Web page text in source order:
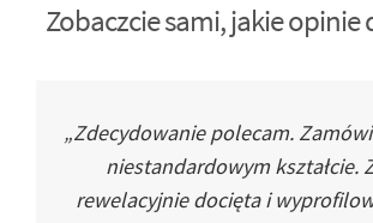
Zobaczcie sami, jakie opinie
„Zdecydowanie polecam.
niestandardowym kształcie.
rewelacyjnie docięta i